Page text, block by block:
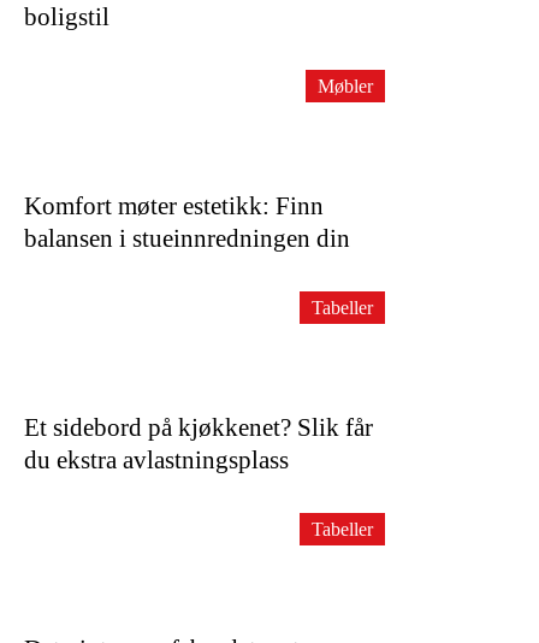
boligstil
Komfort møter estetikk: Finn
balansen i stueinnredningen din
Møbler
Et sidebord på kjøkkenet? Slik får
du ekstra avlastningsplass
Tabeller
Tabeller